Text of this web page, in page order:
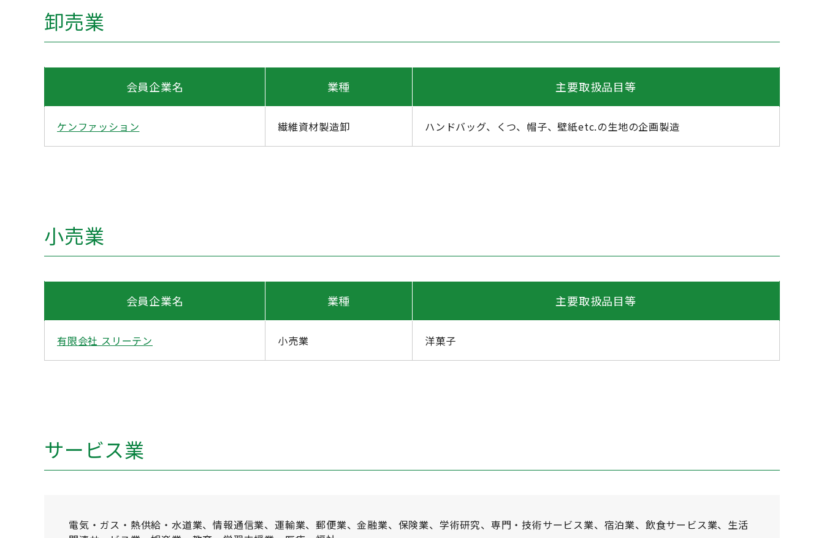
卸売業
会員企業名 業種 主要取扱品目等
ケンファッション 繊維資材製造卸 ハンドバッグ、くつ、帽子、壁紙etc.の生地の企画製造
小売業
会員企業名 業種 主要取扱品目等
有限会社 スリーテン 小売業 洋菓子
サービス業
電気・ガス・熱供給・水道業、情報通信業、運輸業、郵便業、金融業、保険業、学術研究、専門・技術サービス業、宿泊業、飲食サービス業、生活